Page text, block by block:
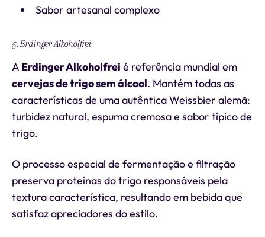
Sabor artesanal complexo
5. Erdinger Alkoholfrei
A Erdinger Alkoholfrei é referência mundial em
cervejas de trigo sem álcool. Mantém todas as
características de uma autêntica Weissbier alemã:
turbidez natural, espuma cremosa e sabor típico de
trigo.
O processo especial de fermentação e filtração
preserva proteínas do trigo responsáveis pela
textura característica, resultando em bebida que
satisfaz apreciadores do estilo.